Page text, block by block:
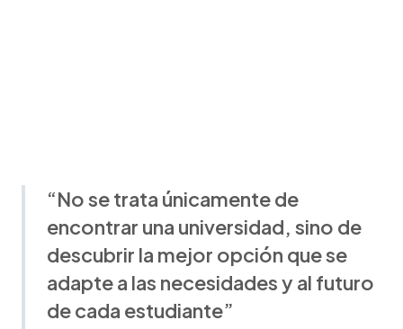
“No se trata únicamente de
encontrar una universidad, sino de
descubrir la mejor opción que se
adapte a las necesidades y al futuro
de cada estudiante”